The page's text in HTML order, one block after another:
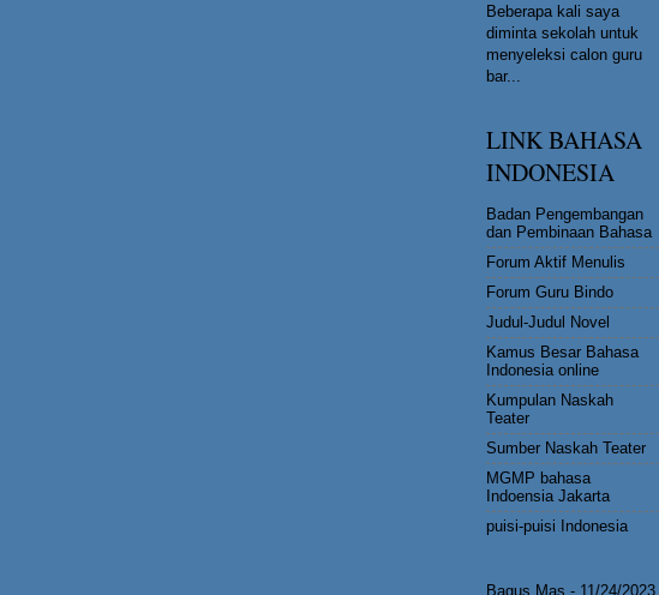
Beberapa kali saya
diminta sekolah untuk
menyeleksi calon guru
bar...
LINK BAHASA
INDONESIA
Badan Pengembangan
dan Pembinaan Bahasa
Forum Aktif Menulis
Forum Guru Bindo
Judul-Judul Novel
Kamus Besar Bahasa
Indonesia online
Kumpulan Naskah
Teater
Sumber Naskah Teater
MGMP bahasa
Indoensia Jakarta
puisi-puisi Indonesia
Bagus Mas - 11/24/2023